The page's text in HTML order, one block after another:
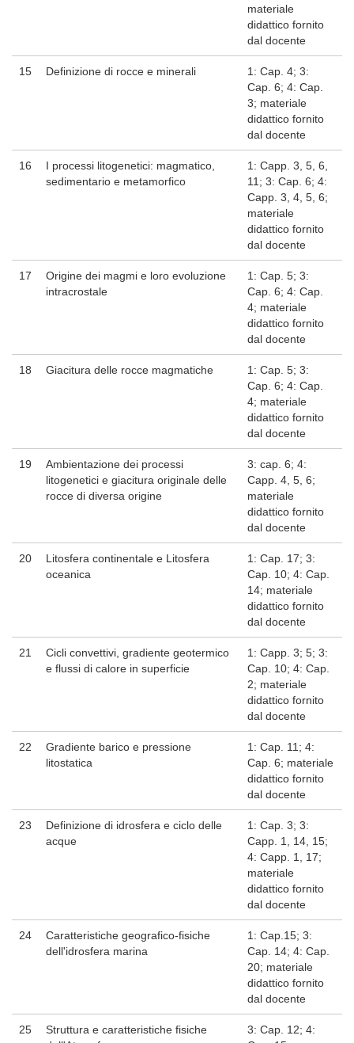
materiale
didattico fornito
dal docente
15 Definizione di rocce e minerali
1: Cap. 4; 3:
Cap. 6; 4: Cap.
3; materiale
didattico fornito
dal docente
16
I processi litogenetici: magmatico,
sedimentario e metamorfico
1: Capp. 3, 5, 6,
11; 3: Cap. 6; 4:
Capp. 3, 4, 5, 6;
materiale
didattico fornito
dal docente
17
Origine dei magmi e loro evoluzione
intracrostale
1: Cap. 5; 3:
Cap. 6; 4: Cap.
4; materiale
didattico fornito
dal docente
18 Giacitura delle rocce magmatiche
1: Cap. 5; 3:
Cap. 6; 4: Cap.
4; materiale
didattico fornito
dal docente
19
Ambientazione dei processi
litogenetici e giacitura originale delle
rocce di diversa origine
3: cap. 6; 4:
Capp. 4, 5, 6;
materiale
didattico fornito
dal docente
20
Litosfera continentale e Litosfera
oceanica
1: Cap. 17; 3:
Cap. 10; 4: Cap.
14; materiale
didattico fornito
dal docente
21
Cicli convettivi, gradiente geotermico
e flussi di calore in superficie
1: Capp. 3; 5; 3:
Cap. 10; 4: Cap.
2; materiale
didattico fornito
dal docente
22
Gradiente barico e pressione
litostatica
1: Cap. 11; 4:
Cap. 6; materiale
didattico fornito
dal docente
23
Definizione di idrosfera e ciclo delle
acque
1: Cap. 3; 3:
Capp. 1, 14, 15;
4: Capp. 1, 17;
materiale
didattico fornito
dal docente
24
Caratteristiche geografico-fisiche
dell'idrosfera marina
1: Cap.15; 3:
Cap. 14; 4: Cap.
20; materiale
didattico fornito
dal docente
25
Struttura e caratteristiche fisiche
3: Cap. 12; 4: